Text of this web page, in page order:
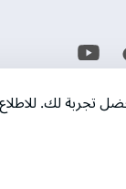
تجربة لك.